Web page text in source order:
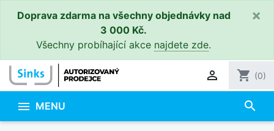
Doprava zdarma na všechny objednávky nad
3 000 Kč.
Všechny probíhající akce najdete zde.
×
 shopping_cart (0)
 MENU search